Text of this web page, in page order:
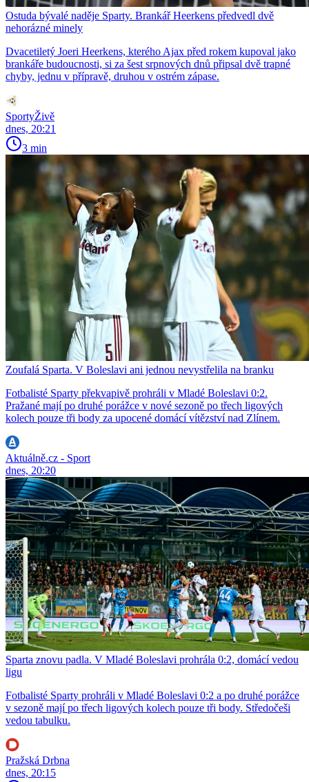
Ostuda bývalé naděje Sparty. Brankář Heerkens předvedl dvě
nehorázné minely
Dvacetiletý Joeri Heerkens, kterého Ajax před rokem kupoval jako
brankáře budoucnosti, si za šest srpnových dnů připsal dvě trapné
chyby, jednu v přípravě, druhou v ostrém zápase.
SportyŽivě
dnes, 20:21
3 min
Zoufalá Sparta. V Boleslavi ani jednou nevystřelila na branku
Fotbalisté Sparty překvapivě prohráli v Mladé Boleslavi 0:2.
Pražané mají po druhé porážce v nové sezoně po třech ligových
kolech pouze tři body za upocené domácí vítězství nad Zlínem.
Aktuálně.cz - Sport
dnes, 20:20
Sparta znovu padla. V Mladé Boleslavi prohrála 0:2, domácí vedou
ligu
Fotbalisté Sparty prohráli v Mladé Boleslavi 0:2 a po druhé porážce
v sezoně mají po třech ligových kolech pouze tři body. Středočeši
vedou tabulku.
Pražská Drbna
dnes, 20:15